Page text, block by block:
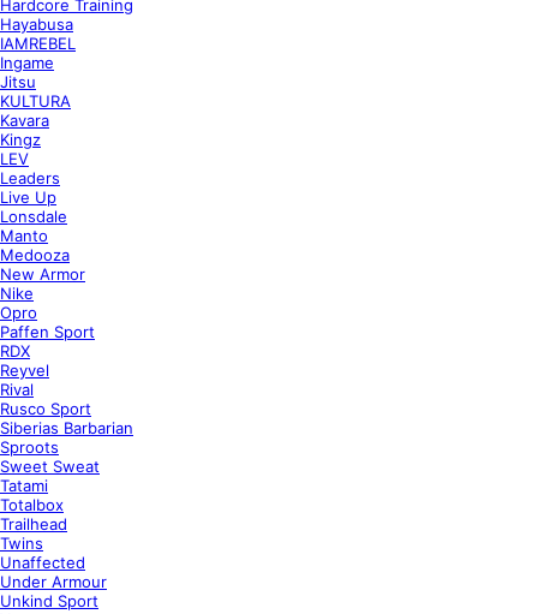
Hardcore Training
Hayabusa
IAMREBEL
Ingame
Jitsu
KULTURA
Kavara
Kingz
LEV
Leaders
Live Up
Lonsdale
Manto
Medooza
New Armor
Nike
Opro
Paffen Sport
RDX
Reyvel
Rival
Rusco Sport
Siberias Barbarian
Sproots
Sweet Sweat
Tatami
Totalbox
Trailhead
Twins
Unaffected
Under Armour
Unkind Sport